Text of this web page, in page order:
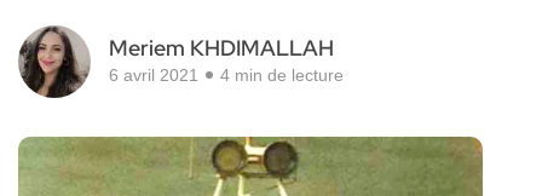
Meriem KHDIMALLAH
6 avril 2021 4 min de lecture